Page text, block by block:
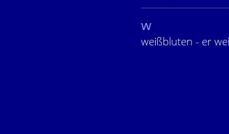
w
weißbluten - er